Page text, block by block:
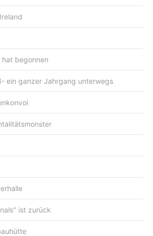
hat begonnen
ein ganzer Jahrgang unterwegs
ist zurück